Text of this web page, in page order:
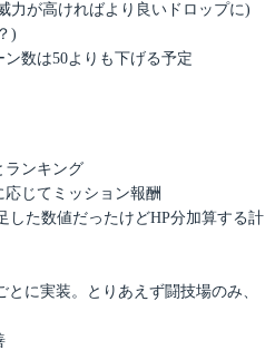
力が高ければより良いドロップに)
)
数は50よりも下げる予定
ランキング
じてミッション報酬
した数値だったけどHP分加算する計
とに実装。とりあえず闘技場のみ、